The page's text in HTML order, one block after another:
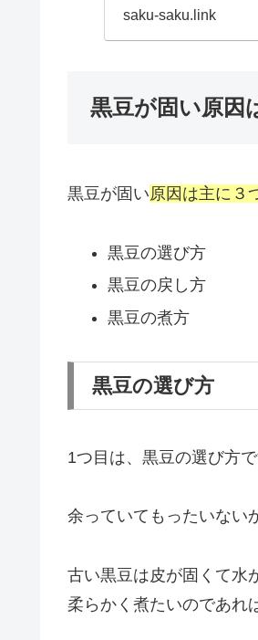
saku-saku.link
黒豆が固い原因
黒豆が固い原因は主に３
黒豆の選び方
黒豆の戻し方
黒豆の煮方
黒豆の選び方
1つ目は、黒豆の選び方で
余っていてもったいない
古い黒豆は皮が固くて水
柔らかく煮たいのであれ